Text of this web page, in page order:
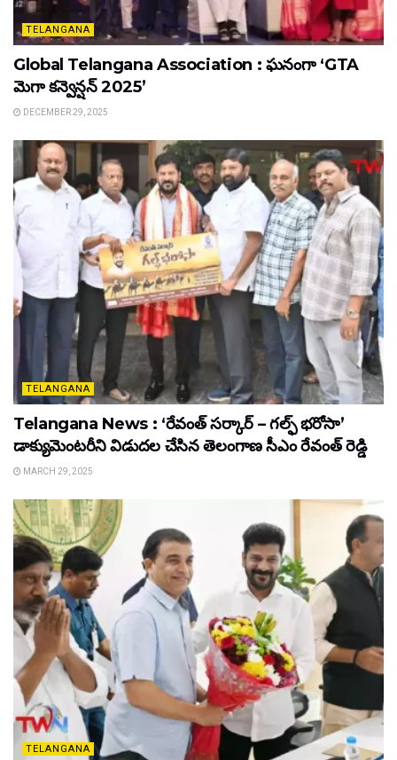
TELANGANA
Global Telangana Association : ఘనంగా ‘GTA
మెగా కన్వెన్షన్ 2025’
DECEMBER 29, 2025
TELANGANA
Telangana News : ‘రేవంత్ సర్కార్ – గల్ఫ్ భరోసా’
డాక్యుమెంటరీని విడుదల చేసిన తెలంగాణ సీఎం రేవంత్ రెడ్డి
MARCH 29, 2025
TELANGANA